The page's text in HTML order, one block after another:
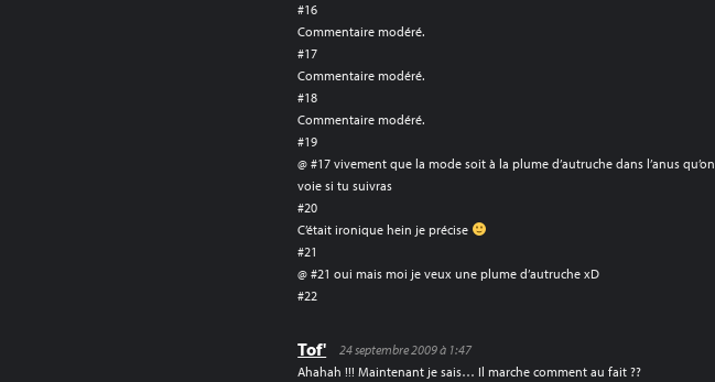
#16
Commentaire modéré.
#17
Commentaire modéré.
#18
Commentaire modéré.
#19
@ #17 vivement que la mode soit à la plume d’autruche dans l’anus qu’on
voie si tu suivras
#20
C’était ironique hein je précise
#21
@ #21 oui mais moi je veux une plume d’autruche xD
#22
Tof'
24 septembre 2009 à 1:47
Ahahah !!! Maintenant je sais… Il marche comment au fait ??